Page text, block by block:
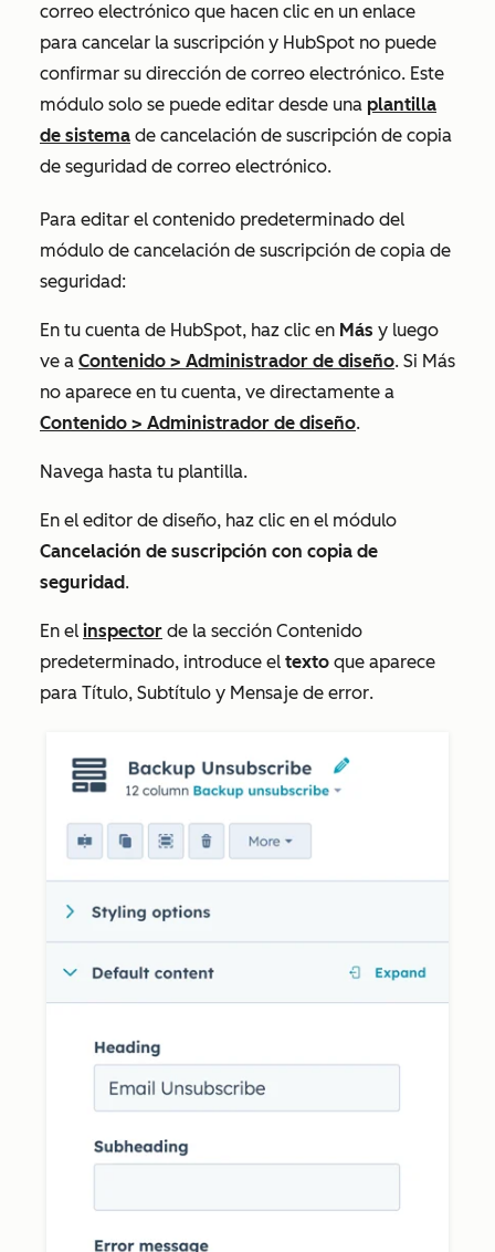
correo electrónico que hacen clic en un enlace
para cancelar la suscripción y HubSpot no puede
confirmar su dirección de correo electrónico. Este
módulo solo se puede editar desde una plantilla
de sistema de cancelación de suscripción de copia
de seguridad de correo electrónico.
Para editar el contenido predeterminado del
módulo de cancelación de suscripción de copia de
seguridad:
En tu cuenta de HubSpot, haz clic en Más y luego
ve a Contenido > Administrador de diseño. Si Más
no aparece en tu cuenta, ve directamente a
Contenido > Administrador de diseño.
Navega hasta tu plantilla.
En el editor de diseño, haz clic en el módulo
Cancelación de suscripción con copia de
seguridad.
En el inspector de la sección Contenido
predeterminado, introduce el texto que aparece
para Título, Subtítulo y Mensaje de error.